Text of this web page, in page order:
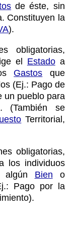
de éste, sin
Constituyen la
).
obligatorias,
el Estadoa
Gastos que
(Ej.: Pago de
un pueblo para
(También se
Territorial,
obligatorias,
los individuos
algún Bien o
Pago por la